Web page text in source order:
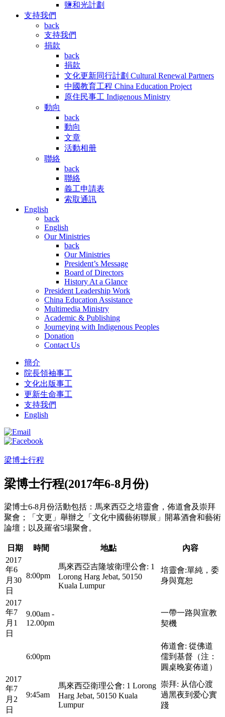
鹽和光計劃
支持我們
back
支持我們
捐款
back
捐款
文化更新同行計劃 Cultural Renewal Partners
中國教育工程 China Education Project
原住民事工 Indigenous Ministry
動向
back
動向
文章
活動相册
聯絡
back
聯絡
義工申請表
索取通訊
English
back
English
Our Ministries
back
Our Ministries
President’s Message
Board of Directors
History At a Glance
President Leadership Work
China Education Assistance
Multimedia Ministry
Academic & Publishing
Journeying with Indigenous Peoples
Donation
Contact Us
簡介
院長領袖事工
文化出版事工
更新生命事工
支持我們
English
梁博士行程
梁博士行程(2017年6-8月份)
梁博士6-8月份活動包括：馬來西亞之培靈會，佈道會及崇拜
聚會；「文更」舉辦之「文化中國藝術聯展」開幕酒會和藝術
論壇；以及羅省5場聚會。
日期 時間 地點
內容
2017
年6
月30
日
8:00pm
馬來西亞吉隆坡衛理公會: 1
Lorong Harg Jebat, 50150
Kuala Lumpur
培靈會:單純，委
身與寬恕
2017
年7
月1
日
9.00am -
12.00pm
一帶一路與宣教
契機
6:00pm
佈道會: 從佛道
儒到基督（注：
圓桌晚宴佈道）
2017
年7
月2
日
9:45am
馬來西亞衛理公會: 1 Lorong
Harg Jebat, 50150 Kuala
Lumpur
崇拜: 从信心渡
過黑夜到爱心實
踐